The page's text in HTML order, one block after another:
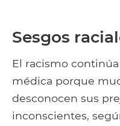
Sesgos
El racismo
médica porque
desconocen sus
inconscientes,